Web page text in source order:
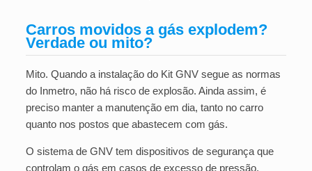
Carros movidos a gás explodem?
Verdade ou mito?
Mito. Quando a instalação do Kit GNV segue as normas
do Inmetro, não há risco de explosão. Ainda assim, é
preciso manter a manutenção em dia, tanto no carro
quanto nos postos que abastecem com gás.
O sistema de GNV tem dispositivos de segurança que
controlam o gás em casos de excesso de pressão,